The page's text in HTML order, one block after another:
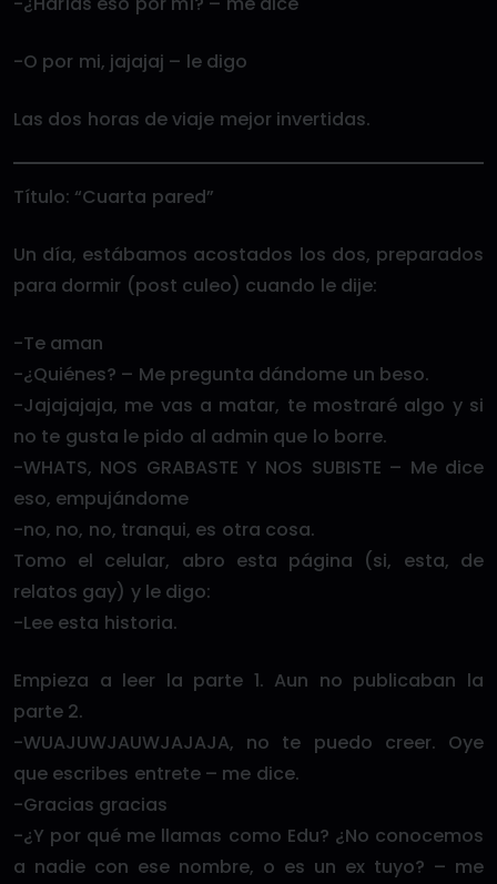
-O por mi, jajajaj – le digo
Las dos horas de viaje mejor invertidas.
Título: “Cuarta pared”
Un día, estábamos acostados los dos, preparados
para dormir (post culeo) cuando le dije:
-Te aman
-¿Quiénes? – Me pregunta dándome un beso.
-Jajajajaja, me vas a matar, te mostraré algo y si
no te gusta le pido al admin que lo borre.
-WHATS, NOS GRABASTE Y NOS SUBISTE – Me dice
eso, empujándome
-no, no, no, tranqui, es otra cosa.
Tomo el celular, abro esta página (si, esta, de
relatos gay) y le digo:
-Lee esta historia.
Empieza a leer la parte 1. Aun no publicaban la
parte 2.
-WUAJUWJAUWJAJAJA, no te puedo creer. Oye
que escribes entrete – me dice.
-Gracias gracias
-¿Y por qué me llamas como Edu? ¿No conocemos
a nadie con ese nombre, o es un ex tuyo? – me